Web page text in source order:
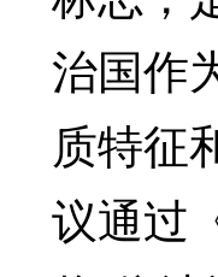
治国作
质特征
议通过